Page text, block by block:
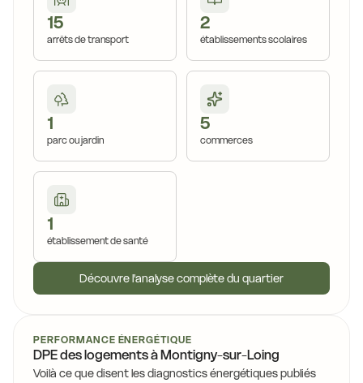
15
arrêts de transport
2
établissements scolaires
1
parc ou jardin
5
commerces
1
établissement de santé
Découvre l'analyse complète du quartier
PERFORMANCE ÉNERGÉTIQUE
DPE des logements à Montigny-sur-Loing
Voilà ce que disent les diagnostics énergétiques publiés